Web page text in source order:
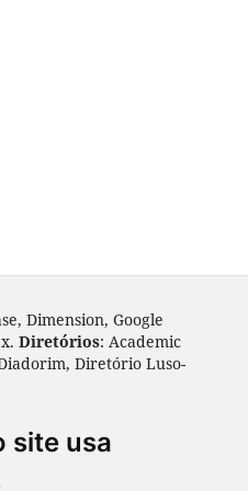
site usa
Dimension, Google
Diretórios: Academic
Diretório Luso-
ROAD, Socol@ar.
: Cite Factor, OAJI.